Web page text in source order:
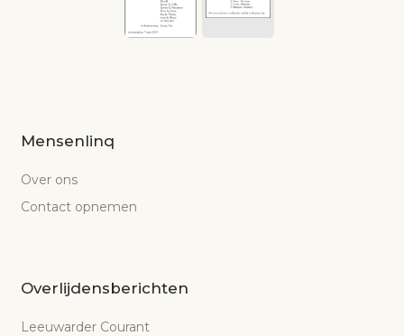
Mensenlinq
Over ons
Contact opnemen
Overlijdensberichten
Leeuwarder Courant